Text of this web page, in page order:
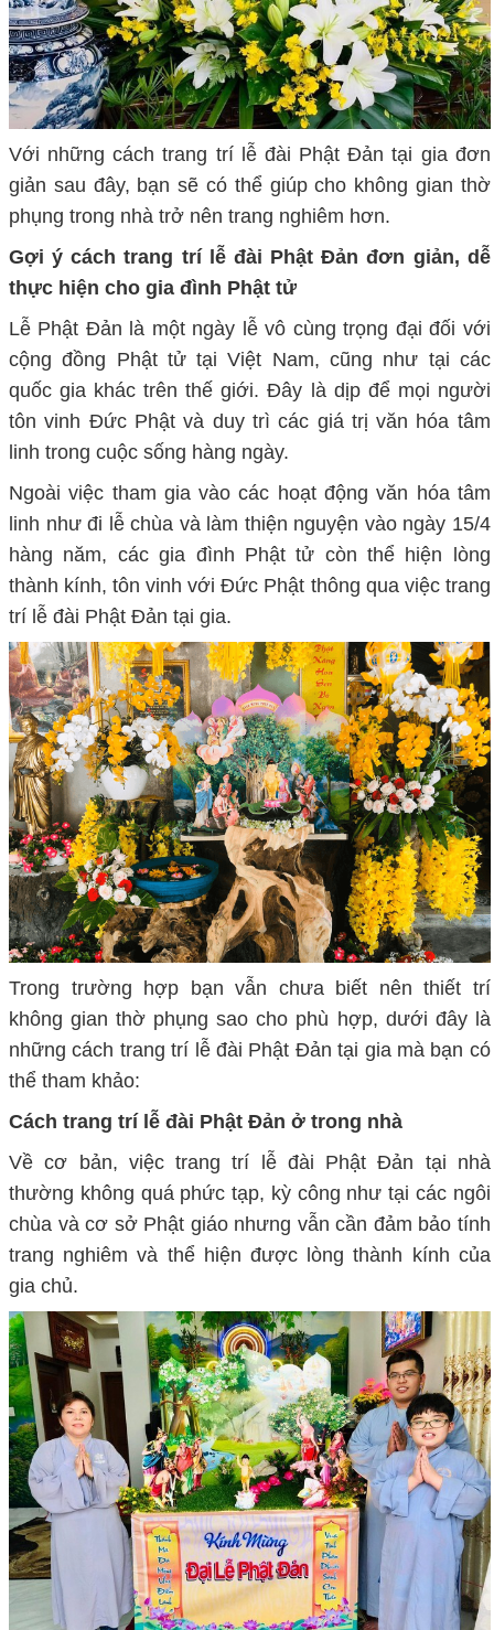
Với những cách trang trí lễ đài Phật Đản tại gia đơn
giản sau đây, bạn sẽ có thể giúp cho không gian thờ
phụng trong nhà trở nên trang nghiêm hơn.
Gợi ý cách trang trí lễ đài Phật Đản đơn giản, dễ
thực hiện cho gia đình Phật tử
Lễ Phật Đản là một ngày lễ vô cùng trọng đại đối với
cộng đồng Phật tử tại Việt Nam, cũng như tại các
quốc gia khác trên thế giới. Đây là dịp để mọi người
tôn vinh Đức Phật và duy trì các giá trị văn hóa tâm
linh trong cuộc sống hàng ngày.
Ngoài việc tham gia vào các hoạt động văn hóa tâm
linh như đi lễ chùa và làm thiện nguyện vào ngày 15/4
hàng năm, các gia đình Phật tử còn thể hiện lòng
thành kính, tôn vinh với Đức Phật thông qua việc trang
trí lễ đài Phật Đản tại gia.
Trong trường hợp bạn vẫn chưa biết nên thiết trí
không gian thờ phụng sao cho phù hợp, dưới đây là
những cách trang trí lễ đài Phật Đản tại gia mà bạn có
thể tham khảo:
Cách trang trí lễ đài Phật Đản ở trong nhà
Về cơ bản, việc trang trí lễ đài Phật Đản tại nhà
thường không quá phức tạp, kỳ công như tại các ngôi
chùa và cơ sở Phật giáo nhưng vẫn cần đảm bảo tính
trang nghiêm và thể hiện được lòng thành kính của
gia chủ.